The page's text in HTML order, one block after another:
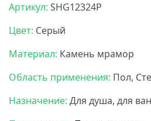
Артикул: SHG12324P
Цвет: Серый
Материал: Камень мрамор
Область применения: Пол,
Назначение: Для душа, для